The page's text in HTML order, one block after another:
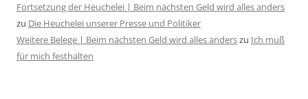
Fortsetzung der Heuchelei | Beim nächsten Geld wird alles anders
zu Die Heuchelei unserer Presse und Politiker
Weitere Belege | Beim nächsten Geld wird alles anderszu Ich muß
für mich festhalten